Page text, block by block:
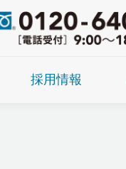
採用情報